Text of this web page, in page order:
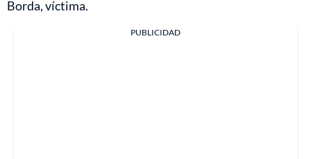
Borda, víctima.
PUBLICIDAD